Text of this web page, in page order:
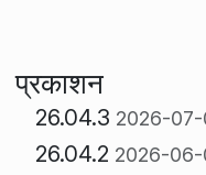
प्रकाशन
26.04.3 2026-07-
26.04.2 2026-